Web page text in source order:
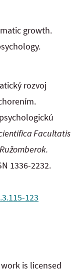
growth.
rozvoj
Facultatis
1336-2232.
123
is licensed